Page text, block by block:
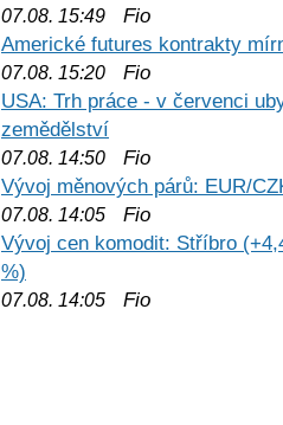
07.08. 15:49 Fio
Americké futures kontrakty
07.08. 15:20 Fio
USA: Trh práce - v červenci
zemědělství
07.08. 14:50 Fio
Vývoj měnových párů: EUR/
07.08. 14:05 Fio
Vývoj cen komodit: Stříbro
%)
07.08. 14:05 Fio